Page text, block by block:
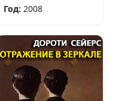
Год: 2008